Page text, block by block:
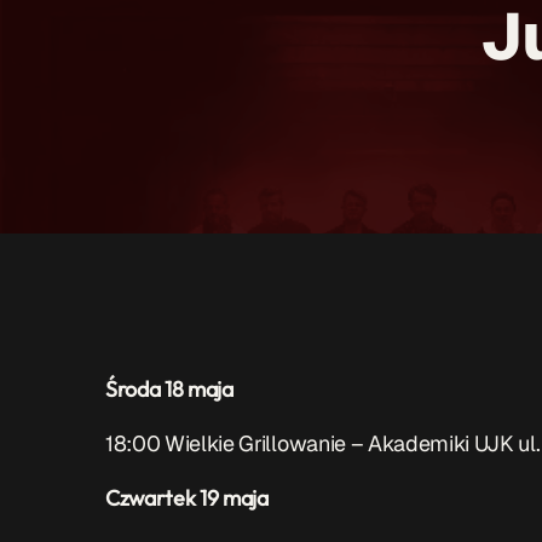
Środa 18 maja
18:00 Wielkie Grillowanie – Akademiki UJK ul.
Czwartek 19 maja